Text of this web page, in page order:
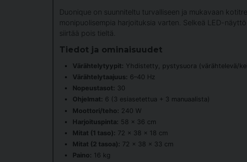
Duonique on suunniteltu turvalliseen ja mukavaan
monipuolisempia harjoituksia varten. Selkeä LED-
siirtää pois tieltä.
Tiedot ja ominaisuudet
Värähtelytyypit: Yhdistetty, pystysuora (värähtelevä/
Värähtelytaajuus: 6–40 Hz
Nopeustasot: 30
Ohjelmat: 6 (3 esiasetettua + 3 manuaalista)
Moottori/teho: 240 W
Harjoituspinta: 58 × 36 cm
Mitat (1 taso): 72 × 38 × 18 cm
Mitat (2 tasoa): 72 × 38 × 33 cm
Paino: 16 kg